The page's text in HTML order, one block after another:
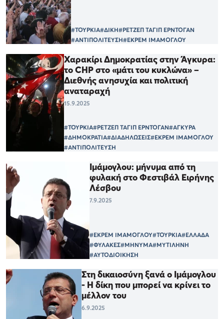
#ΤΟΥΡΚΙΑ#ΔΙΚΗ#ΡΕΤΖΕΠ ΤΑΓΙΠ ΕΡΝΤΟΓΑΝ
#ΑΝΤΙΠΟΛΙΤΕΥΣΗ#ΕΚΡΕΜ ΙΜΑΜΟΓΛΟΥ
Χαρακίρι Δημοκρατίας στην Άγκυρα:
το CHP στο «μάτι του κυκλώνα» –
Διεθνής ανησυχία και πολιτική
αναταραχή
15.9.2025
#ΤΟΥΡΚΙΑ#ΡΕΤΖΕΠ ΤΑΓΙΠ ΕΡΝΤΟΓΑΝ#ΑΓΚΥΡΑ
#ΔΗΜΟΚΡΑΤΙΑ#ΔΙΑΔΗΛΩΣΕΙΣ#ΕΚΡΕΜ ΙΜΑΜΟΓΛΟΥ
#ΑΝΤΙΠΟΛΙΤΕΥΣΗ
Ιμάμογλου: μήνυμα από τη
φυλακή στο Φεστιβάλ Ειρήνης
Λέσβου
7.9.2025
#ΕΚΡΕΜ ΙΜΑΜΟΓΛΟΥ#ΤΟΥΡΚΙΑ#ΕΛΛΑΔΑ
#ΦΥΛΑΚΕΣ#ΜΗΝΥΜΑ#ΜΥΤΙΛΗΝΗ
#ΑΥΤΟΔΙΟΙΚΗΣΗ
Στη δικαιοσύνη ξανά ο Ιμάμογλου
- Η δίκη που μπορεί να κρίνει το
μέλλον του
6.9.2025